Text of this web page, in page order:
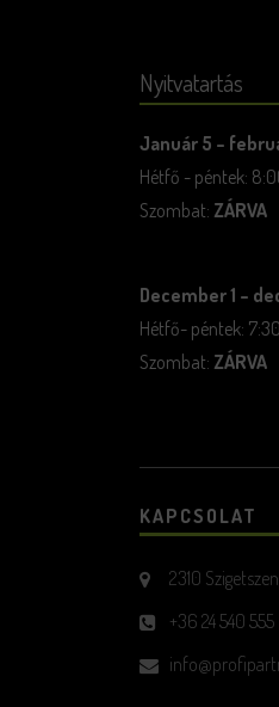
Nyitvatartás
Január 5 –
Hétfő - péntek:
Szombat: ZÁRVA
December 1 –
Hétfő- péntek:
Szombat: ZÁRVA
KAPCSOLAT
2310
+36 24 540 555